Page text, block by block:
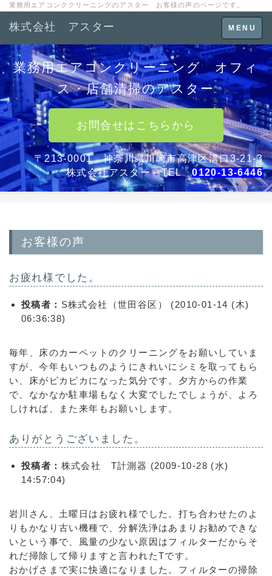
業務用エアコンククリーニングのアスター お客様の声のページです。
Toggle
navigation
MENU
株式会社 アスター
業務用エアコンクリーニング オフィ
ス・店舗清掃のアスター
お問合せはこちらから
〒213-0001 神奈川県川崎市高津区溝口3-21-3
株式会社アスター TEL0120-13-6446
お客様の声
お疲れ様でした。
投稿者： S株式会社（世田谷区） (2010-01-14 (木)
06:36:38)
毎年、床のカーペットのクリーニングをお願いしていま
すが、今年もいつものようにきれいにシミを取ってもら
い、床がピカピカになった気分です。夕方からの作業
で、なかなか駐車場もなく大変でしたでしょうが、よろ
しければ、また来年もお願いします。
ありがとうございました。
投稿者： 株式会社 T計測器 (2009-10-28 (水)
14:57:04)
岩川さん、土曜日はお疲れ様でした。打ち合わせたのよ
りもかなり古い機種で、分解洗浄はあまりお勧めできな
いという事で、風量の少ない原因はフィルターだからそ
れだ掃除して帰りますと言われたTです。
おかげさまで実に快適になりました。フィルターの掃除